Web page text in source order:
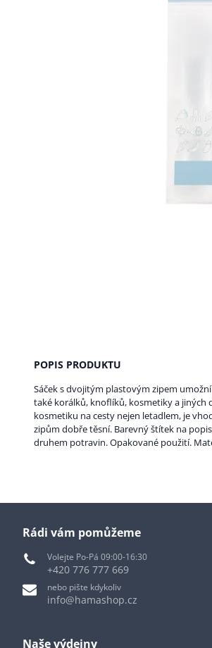
POPIS PRODUKTU
Sáček s dvojitým plastovým zipem
také korálků, knoflíků, kosmetiky a jiných
kosmetiku na cesty nejen letadlem, je
zipům dobře těsní. Barevný štítek na
druhem potravin. Opakované použití.
Rádi vám pomůžeme
Volejte Po-Pá 09:00-16:30
+420 776 777 669
nebo pište kdykoliv
info@hamashop.cz
Naše výdejny